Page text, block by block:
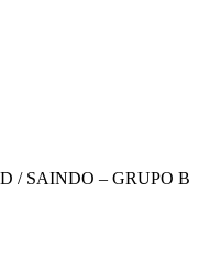
/ SAINDO – GRUPO B